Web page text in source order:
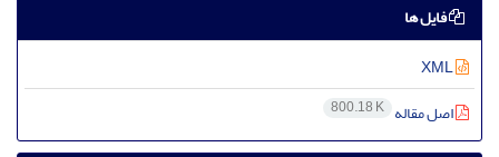
فایل ها
اصل مقاله 800.18 K